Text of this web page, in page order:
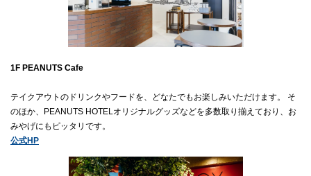
1F PEANUTS Cafe
テイクアウトのドリンクやフードを、どなたでもお楽しみいただけます。 そ
のほか、PEANUTS HOTELオリジナルグッズなどを多数取り揃えており、お
みやげにもピッタリです。
公式HP